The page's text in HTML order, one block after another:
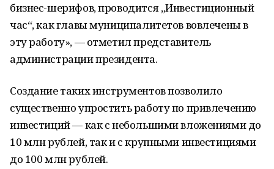
бизнес-шерифов, проводится „Инвестиционный
час“, как главы муниципалитетов вовлечены в
эту работу», — отметил представитель
администрации президента.
Создание таких инструментов позволило
существенно упростить работу по привлечению
инвестиций — как с небольшими вложениями до
10 млн рублей, так и с крупными инвестициями
до 100 млн рублей.